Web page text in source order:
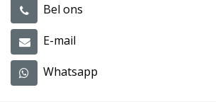
Bel ons
E-mail
Whatsapp